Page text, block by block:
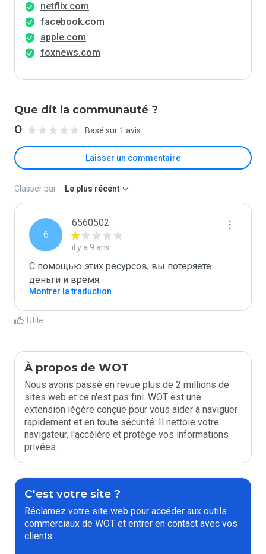
netflix.com
facebook.com
apple.com
foxnews.com
Que dit la communauté ?
0 Basé sur 1 avis
Laisser un commentaire
Classer par : Le plus récent
6
6560502
il y a 9 ans
С помощью этих ресурсов, вы потеряете
деньги и время.
Montrer la traduction
Utile
À propos de WOT
Nous avons passé en revue plus de 2 millions de
sites web et ce n'est pas fini. WOT est une
extension légère conçue pour vous aider à naviguer
rapidement et en toute sécurité. Il nettoie votre
navigateur, l'accélère et protège vos informations
privées.
C'est votre site ?
Réclamez votre site web pour accéder aux outils
commerciaux de WOT et entrer en contact avec vos
clients.